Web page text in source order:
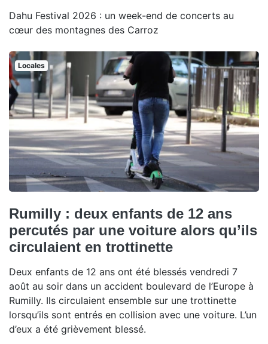
Dahu Festival 2026 : un week-end de concerts au
cœur des montagnes des Carroz
Locales
Rumilly : deux enfants de 12 ans
percutés par une voiture alors qu’ils
circulaient en trottinette
Deux enfants de 12 ans ont été blessés vendredi 7
août au soir dans un accident boulevard de l’Europe à
Rumilly. Ils circulaient ensemble sur une trottinette
lorsqu’ils sont entrés en collision avec une voiture. L’un
d’eux a été grièvement blessé.